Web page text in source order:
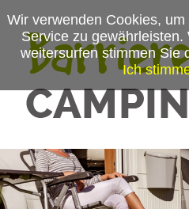
Wir verwenden Cookies,
Service zu
weitersurfen stimmen Sie
Ich